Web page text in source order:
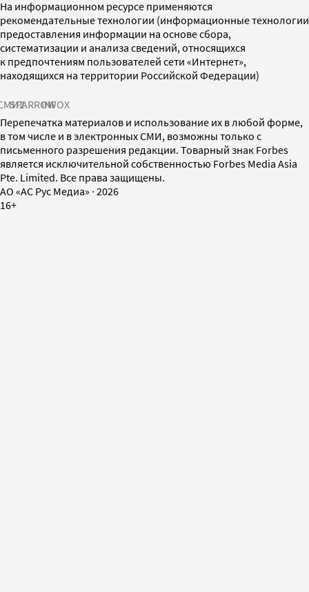
На информационном ресурсе применяются
рекомендательные технологии (информационные технологии
предоставления информации на основе сбора,
систематизации и анализа сведений, относящихся
к предпочтениям пользователей сети «Интернет»,
находящихся на территории Российской Федерации)
SPARROWINFOX
Перепечатка материалов и использование их в любой форме,
в том числе и в электронных СМИ, возможны только с
письменного разрешения редакции. Товарный знак Forbes
является исключительной собственностью Forbes Media Asia
Pte. Limited. Все права защищены.
AO «АС Рус Медиа» · 2026
16+